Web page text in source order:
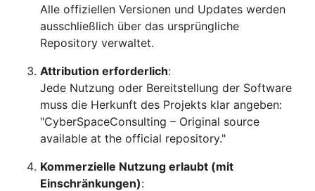
Alle offiziellen Versionen und Updates werden
ausschließlich über das ursprüngliche
Repository verwaltet.
Attribution erforderlich:
Jede Nutzung oder Bereitstellung der Software
muss die Herkunft des Projekts klar angeben:
"CyberSpaceConsulting – Original source
available at the official repository."
Kommerzielle Nutzung erlaubt (mit
Einschränkungen):